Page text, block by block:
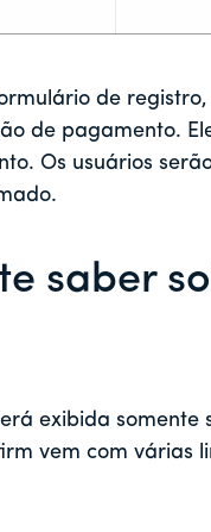
de
de pagamento.
Os usuários
saber
exibida somente
vem com várias